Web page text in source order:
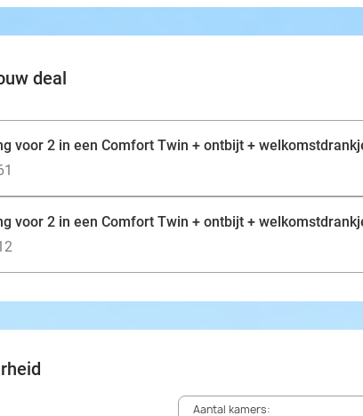
deal
voor 2 in een Comfort Twin + ontbijt +
voor 2 in een Comfort Twin + ontbijt +
Aantal kamers: